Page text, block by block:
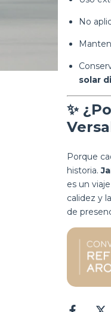
No
solar
✨
Porque
historia.
es un
calidez y
de